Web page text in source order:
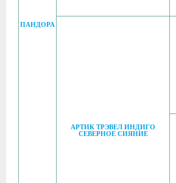
ПАНДОРА
АРТИК ТРЭВЕЛ ИНДИГО
СЕВЕРНОЕ СИЯНИЕ